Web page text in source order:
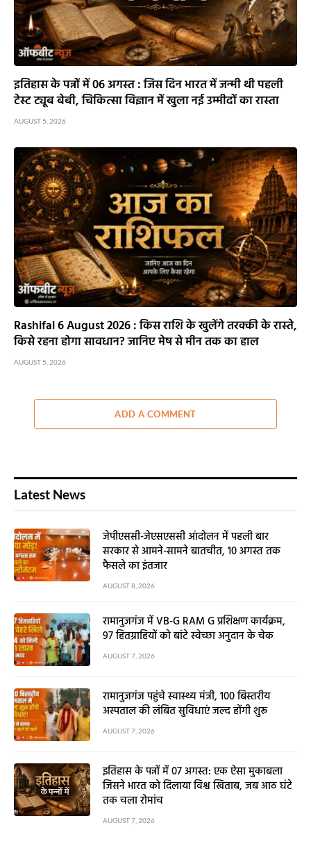
इतिहास के पन्नों में 06 अगस्त : जिस दिन भारत में जन्मी थी पहली
टेस्ट ट्यूब बेबी, चिकित्सा विज्ञान में खुला नई उम्मीदों का रास्ता
AUGUST 5, 2026
Rashifal 6 August 2026 : किस राशि के खुलेंगे तरक्की के रास्ते,
किसे रहना होगा सावधान? जानिए मेष से मीन तक का हाल
AUGUST 5, 2026
ADD A COMMENT
Latest News
जेपीएससी-जेएसएससी आंदोलन में पहली बार
सरकार से आमने-सामने बातचीत, 10 अगस्त तक
फैसले का इंतजार
AUGUST 8, 2026
रामानुजगंज में VB-G RAM G प्रशिक्षण कार्यक्रम,
97 हितग्राहियों को बांटे स्वेच्छा अनुदान के चेक
AUGUST 7, 2026
रामानुजगंज पहुंचे स्वास्थ्य मंत्री, 100 बिस्तरीय
अस्पताल की लंबित सुविधाएं जल्द होंगी शुरू
AUGUST 7, 2026
इतिहास के पन्नों में 07 अगस्त: एक ऐसा मुकाबला
जिसने भारत को दिलाया विश्व खिताब, जब आठ घंटे
तक चला रोमांच
AUGUST 7, 2026